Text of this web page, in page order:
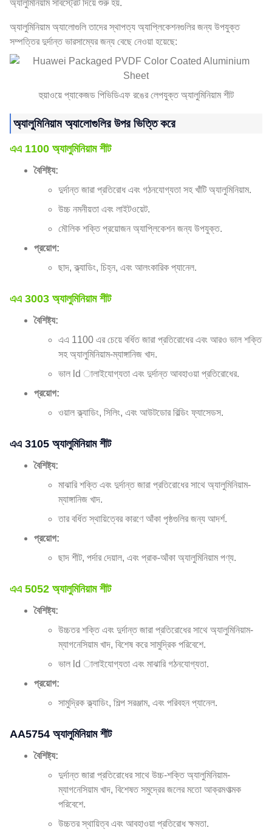
অ্যালুমিনিয়াম সাবস্ট্রেট দিয়ে শুরু হয়.
অ্যালুমিনিয়াম অ্যালোগুলি তাদের স্থাপত্য অ্যাপ্লিকেশনগুলির জন্য উপযুক্ত
সম্পত্তির দুর্দান্ত ভারসাম্যের জন্য বেছে নেওয়া হয়েছে:
হুয়াওয়ে প্যাকেজড পিভিডিএফ রঙের লেপযুক্ত অ্যালুমিনিয়াম শীট
অ্যালুমিনিয়াম অ্যালোগুলির উপর ভিত্তি করে
এএ 1100 অ্যালুমিনিয়াম শীট
বৈশিষ্ট্য:
দুর্দান্ত জারা প্রতিরোধ এবং গঠনযোগ্যতা সহ খাঁটি অ্যালুমিনিয়াম.
উচ্চ নমনীয়তা এবং লাইটওয়েট.
মৌলিক শক্তি প্রয়োজন অ্যাপ্লিকেশন জন্য উপযুক্ত.
প্রয়োগ:
ছাদ, ক্ল্যাডিং, চিহ্ন, এবং আলংকারিক প্যানেল.
এএ 3003 অ্যালুমিনিয়াম শীট
বৈশিষ্ট্য:
এএ 1100 এর চেয়ে বর্ধিত জারা প্রতিরোধের এবং আরও ভাল শক্তি
সহ অ্যালুমিনিয়াম-ম্যাঙ্গানিজ খাদ.
ভাল ld ালাইযোগ্যতা এবং দুর্দান্ত আবহাওয়া প্রতিরোধের.
প্রয়োগ:
ওয়াল ক্ল্যাডিং, সিলিং, এবং আউটডোর বিল্ডিং ফ্যাসেডস.
এএ 3105 অ্যালুমিনিয়াম শীট
বৈশিষ্ট্য:
মাঝারি শক্তি এবং দুর্দান্ত জারা প্রতিরোধের সাথে অ্যালুমিনিয়াম-
ম্যাঙ্গানিজ খাদ.
তার বর্ধিত স্থায়িত্বের কারণে আঁকা পৃষ্ঠগুলির জন্য আদর্শ.
প্রয়োগ:
ছাদ শীট, পর্দার দেয়াল, এবং প্রাক-আঁকা অ্যালুমিনিয়াম পণ্য.
এএ 5052 অ্যালুমিনিয়াম শীট
বৈশিষ্ট্য:
উচ্চতর শক্তি এবং দুর্দান্ত জারা প্রতিরোধের সাথে অ্যালুমিনিয়াম-
ম্যাগনেসিয়াম খাদ, বিশেষ করে সামুদ্রিক পরিবেশে.
ভাল ld ালাইযোগ্যতা এবং মাঝারি গঠনযোগ্যতা.
প্রয়োগ:
সামুদ্রিক ক্ল্যাডিং, শিল্প সরঞ্জাম, এবং পরিবহন প্যানেল.
AA5754 অ্যালুমিনিয়াম শীট
বৈশিষ্ট্য:
দুর্দান্ত জারা প্রতিরোধের সাথে উচ্চ-শক্তি অ্যালুমিনিয়াম-
ম্যাগনেসিয়াম খাদ, বিশেষত সমুদ্রের জলের মতো আক্রমণাত্মক
পরিবেশে.
উচ্চতর স্থায়িত্ব এবং আবহাওয়া প্রতিরোধ ক্ষমতা.